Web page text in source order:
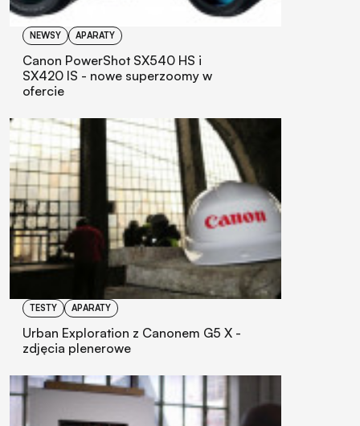
NEWSY APARATY
Canon PowerShot SX540 HS i
SX420 IS - nowe superzoomy w
ofercie
TESTY APARATY
Urban Exploration z Canonem G5 X -
zdjęcia plenerowe